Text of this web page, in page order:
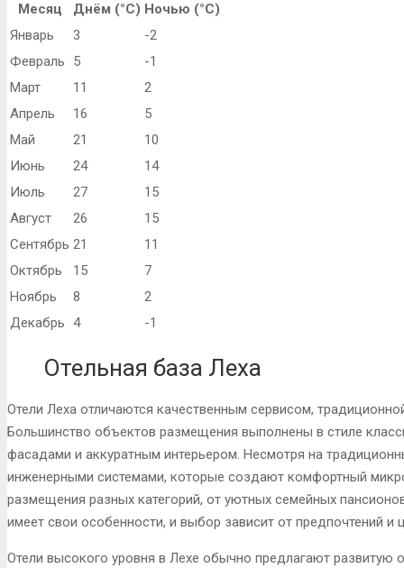
Месяц Днём (°C) Ночью (°C)
Январь
3
-2
Февраль
5
-1
Март
11
2
Апрель
16
5
Май
21
10
Июнь
24
14
Июль
27
15
Август
26
15
Сентябрь 21
11
Октябрь
15
7
Ноябрь
8
2
Декабрь 4 -1
Отельная база Леха
Отели Леха отличаются качественным сервисом,
Большинство объектов размещения выполнены в стиле
фасадами и аккуратным интерьером. Несмотря на
инженерными системами, которые создают комфортный
размещения разных категорий, от уютных семейных
имеет свои особенности, и выбор зависит от предпочтений и
Отели высокого уровня в Лехе обычно предлагают развитую